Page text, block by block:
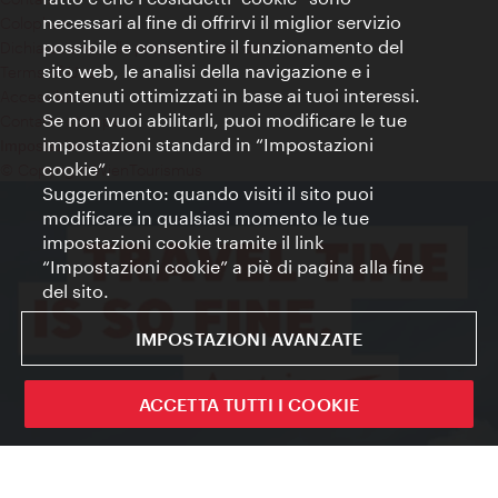
Colophon
Dichiarazione sulla protezione dei dati
Terms of Use
Accessibilità
Contatto stampa
Impostazioni cookie
© Copyright WienTourismus
necessari al fine di offrirvi il miglior servizio
possibile e consentire il funzionamento del
sito web, le analisi della navigazione e i
contenuti ottimizzati in base ai tuoi interessi.
Se non vuoi abilitarli, puoi modificare le tue
impostazioni standard in “Impostazioni
cookie”.
Suggerimento: quando visiti il sito puoi
modificare in qualsiasi momento le tue
impostazioni cookie tramite il link
“Impostazioni cookie” a piè di pagina alla fine
del sito.
IMPOSTAZIONI AVANZATE
ACCETTA TUTTI I COOKIE